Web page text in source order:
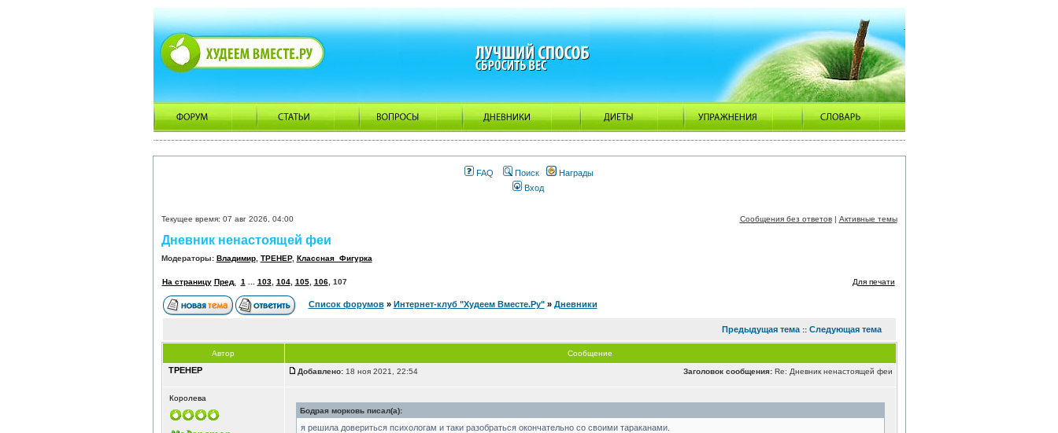
FAQ Поиск
Награды
Вход
Текущее время: 07 авг 2026, 04:00 Сообщения без ответов| Активные темы
Дневник ненастоящей феи
Модераторы: Владимир, ТРЕНЕР, Классная_Фигурка
На страницу Пред. 1 103, 104, 105, 106, 107 Для печати
Список форумов» Интернет-клуб "Худеем Вместе.Ру"» Дневники
Предыдущая тема:: Следующая тема
Автор Сообщение
ТРЕНЕР Заголовок сообщения:Re: Дневник ненастоящей феи
Добавлено:18 ноя 2021, 22:54
Королева
Бодрая морковь писал(а):
я решила довериться психологам и таки разобраться окончательно со своими тараканами.